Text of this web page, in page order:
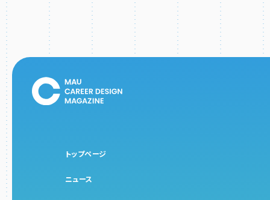
トップページ
ニュース